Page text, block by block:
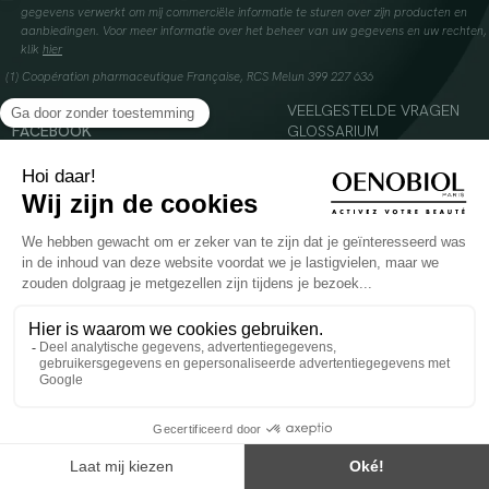
gegevens verwerkt om mij commerciële informatie te sturen over zijn producten en
aanbiedingen. Voor meer informatie over het beheer van uw gegevens en uw rechten,
klik hier
(1) Coopération pharmaceutique Française, RCS Melun 399 227 636
INSTAGRAM
FACEBOOK
YOUTUBE
VEELGESTELDE VRAGEN
GLOSSARIUM
© 2024 Oenobiol Paris
Voedingssupplement dat moet worden geconsumeerd als onderdeel van een gevarieerde,
overschrijden. Enkel voor volwassenen, buiten het bereik van kinderen houden.